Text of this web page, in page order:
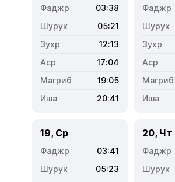
03:38
05:21
12:13
17:04
19:05
20:41
19, Ср
03:41
05:23
20, Чт